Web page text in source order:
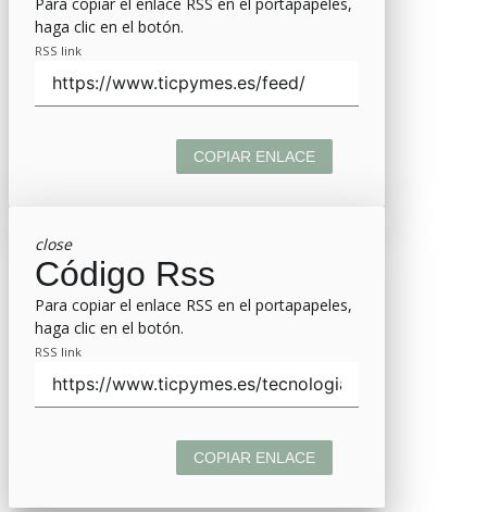
haga clic en el botón.
RSS link
COPIAR ENLACE
close
Código Rss
Para copiar el enlace RSS en el portapapeles,
haga clic en el botón.
RSS link
COPIAR ENLACE